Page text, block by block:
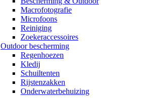
Macrofotografie
Microfoons
Reiniging
Zoekeraccessoires
Outdoor bescherming
Regenhoezen
Kledij
Schuiltenten
Rijstenzakken
Onderwaterbehuizing